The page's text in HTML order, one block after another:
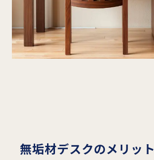
無垢材デスクのメリット